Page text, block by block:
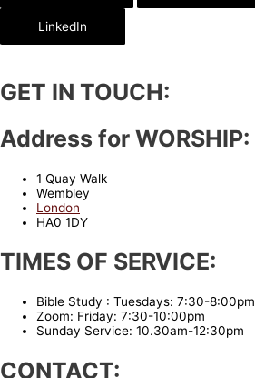
LinkedIn
GET IN TOUCH:
Address for WORSHIP:
1 Quay Walk
Wembley
London
HA0 1DY
TIMES OF SERVICE:
Bible Study : Tuesdays: 7:30-8:00pm
Zoom: Friday: 7:30-10:00pm
Sunday Service: 10.30am-12:30pm
CONTACT: